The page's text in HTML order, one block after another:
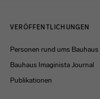
VERÖFFENTLICHUNGEN
Personen rund ums Bauhaus
Bauhaus Imaginista Journal
Publikationen